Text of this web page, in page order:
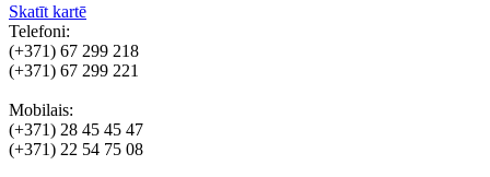
Skatīt kartē
Telefoni:
(+371) 67 299 218
(+371) 67 299 221
Mobilais:
(+371) 28 45 45 47
(+371) 22 54 75 08